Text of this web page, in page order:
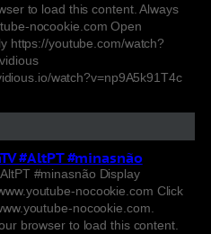
to load this content. Always
nocookie.com Open
https://youtube.com/watch?
watch?v=np9A5k91T4c
#AltPT #minasnão
#minasnão Display
nocookie.com Click
nocookie.com.
browser to load this content.